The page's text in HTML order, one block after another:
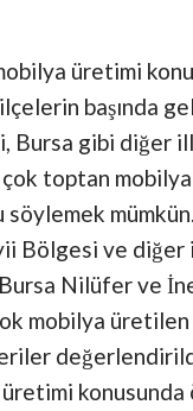
üretimi
başında
Bursa gibi diğer
çok toptan
Bölgesi ve
Nilüfer ve
mobilya
konusunda